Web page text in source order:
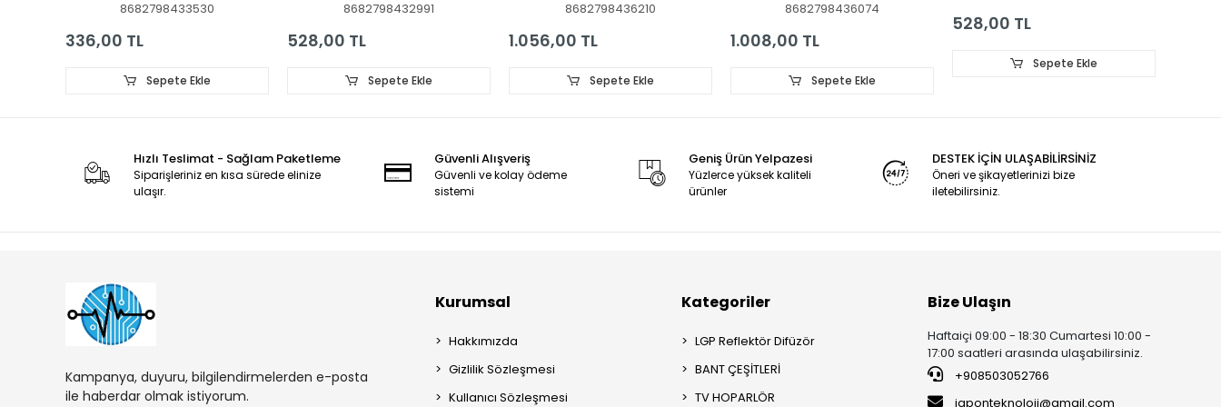
JL.D32061330-032BS-
M_V02, 3V 618MM 2ADET
LED BAR HAIER
8682798433530
336,00 TL
Sepete Ekle
43pa300e led bar
8682798432991
528,00 TL
Sepete Ekle
0d35-4x14-210813-B., 06-
65N1-3030-0D35-4X14-
200724-A /
LSL3L03NM6D / PANEL
8682798436210
1.056,00 TL
Sepete Ekle
65ST1305, 65ST1104,
65ST1405, 65WS1104, ST-
6532US, MT65EG8000F,
JL.D65041330-006AS-
8682798436074
1.008,00 TL
Sepete Ekle
006BS-M_V01
528,00 TL
Sepete Ekle
Hızlı Teslimat - Sağlam Paketleme
Siparişleriniz en kısa sürede elinize
ulaşır.
Güvenli Alışveriş
Güvenli ve kolay ödeme
sistemi
Geniş Ürün Yelpazesi
Yüzlerce yüksek kaliteli
ürünler
DESTEK İÇİN ULAŞABİLİRSİNİZ
Öneri ve şikayetlerinizi bize
iletebilirsiniz.
Kampanya, duyuru, bilgilendirmelerden e-posta
ile haberdar olmak istiyorum.
Kurumsal
Hakkımızda
Gizlilik Sözleşmesi
Kullanıcı Sözleşmesi
Kategoriler
LGP Reflektör Difüzör
BANT ÇEŞİTLERİ
TV HOPARLÖR
Bize Ulaşın
Haftaiçi 09:00 - 18:30 Cumartesi 10:00 -
17:00 saatleri arasında ulaşabilirsiniz.
+908503052766
japonteknoloji@gmail.com